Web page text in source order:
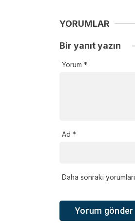
YORUMLAR
Bir yanıt yazın
Yorum *
Ad *
Daha sonraki